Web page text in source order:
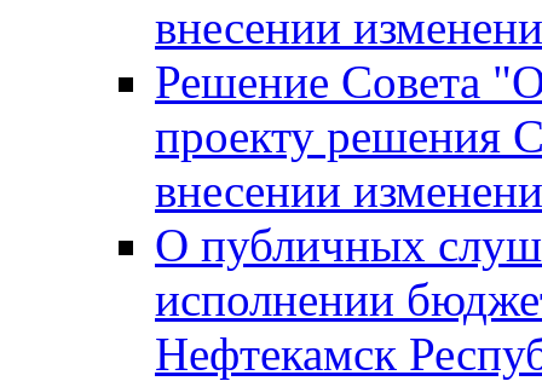
внесении
Решение Совета
проекту решения
внесении
О публичных
исполнении
Нефтекамск